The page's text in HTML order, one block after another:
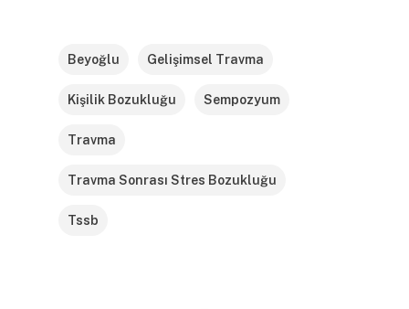
Beyoğlu Gelişimsel Travma
Kişilik Bozukluğu Sempozyum
Travma
Travma Sonrası Stres Bozukluğu
Tssb